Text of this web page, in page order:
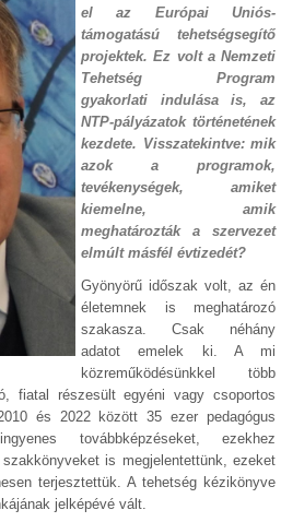
el az Európai Uniós-
támogatású tehetségsegítő
projektek. Ez volt a Nemzeti
Tehetség Program
gyakorlati indulása is, az
NTP-pályázatok történetének
kezdete. Visszatekintve: mik
azok a programok,
tevékenységek, amiket
kiemelne, amik
meghatározták a szervezet
elmúlt másfél évtizedét?
Gyönyörű időszak volt, az én
életemnek is meghatározó
szakasza. Csak néhány
adatot emelek ki. A mi
közreműködésünkkel több
fiatal részesült egyéni vagy csoportos
és 2022 között 35 ezer pedagógus
továbbképzéseket, ezekhez
is megjelentettünk, ezeket
terjesztettük. A tehetség kézikönyve
jelképévé vált.